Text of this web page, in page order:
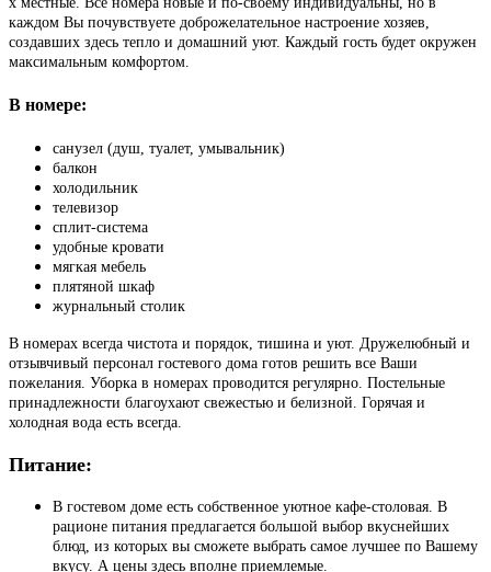
каждом Вы почувствуете доброжелательное настроение хозяев,
создавших здесь тепло и домашний уют. Каждый гость будет окружен
максимальным комфортом.
В номере:
санузел (душ, туалет, умывальник)
балкон
холодильник
телевизор
сплит-система
удобные кровати
мягкая мебель
плятяной шкаф
журнальный столик
В номерах всегда чистота и порядок, тишина и уют. Дружелюбный и
отзывчивый персонал гостевого дома готов решить все Ваши
пожелания. Уборка в номерах проводится регулярно. Постельные
принадлежности благоухают свежестью и белизной. Горячая и
холодная вода есть всегда.
Питание:
В гостевом доме есть собственное уютное кафе-столовая. В
рационе питания предлагается большой выбор вкуснейших
блюд, из которых вы сможете выбрать самое лучшее по Вашему
вкусу. А цены здесь вполне приемлемые.